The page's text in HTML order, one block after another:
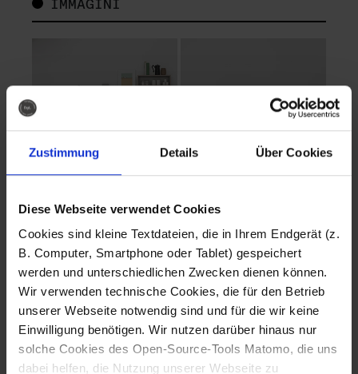
Zustimmung Details Über Cookies
Diese Webseite verwendet Cookies
Cookies sind kleine Textdateien, die in Ihrem Endgerät (z.
B. Computer, Smartphone oder Tablet) gespeichert
werden und unterschiedlichen Zwecken dienen können.
Wir verwenden technische Cookies, die für den Betrieb
unserer Webseite notwendig sind und für die wir keine
Einwilligung benötigen. Wir nutzen darüber hinaus nur
solche Cookies des Open-Source-Tools Matomo, die uns
dabei helfen, die Nutzung unserer Webseite zu
IMMAGINI
Fotografo: Lorenz
Sternbach
Download
Fotografo: Lorenz
Sternbach
Download